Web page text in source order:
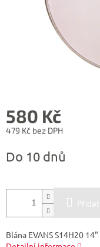
580 Kč
479 Kč bez DPH
cena:
Do 10 dnů
Blána EVANS S14H20